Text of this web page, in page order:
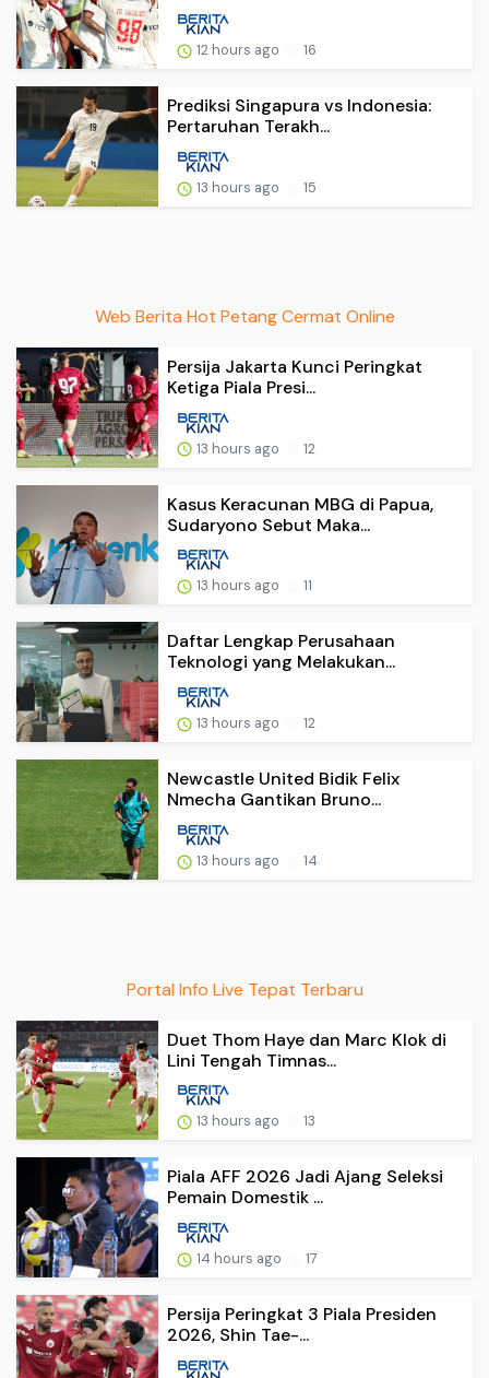
12 hours ago 16
Prediksi Singapura vs Indonesia:
Pertaruhan Terakh...
13 hours ago 15
Web Berita Hot Petang Cermat Online
Persija Jakarta Kunci Peringkat
Ketiga Piala Presi...
13 hours ago 12
Kasus Keracunan MBG di Papua,
Sudaryono Sebut Maka...
13 hours ago 11
Daftar Lengkap Perusahaan
Teknologi yang Melakukan...
13 hours ago 12
Newcastle United Bidik Felix
Nmecha Gantikan Bruno...
13 hours ago 14
Portal Info Live Tepat Terbaru
Duet Thom Haye dan Marc Klok di
Lini Tengah Timnas...
13 hours ago 13
Piala AFF 2026 Jadi Ajang Seleksi
Pemain Domestik ...
14 hours ago 17
Persija Peringkat 3 Piala Presiden
2026, Shin Tae-...